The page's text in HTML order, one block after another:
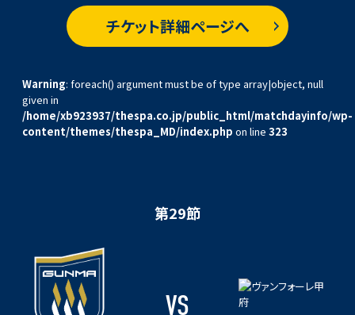
前線では、繰り返し相手のボールを追い続け、チャンスになれば、自ら
ジし続ける男だ。
今季は、天皇杯3回戦のJ1浦和戦で決勝ゴールを挙げ、名を挙げた。だ
が、リーグ戦では、第25節金沢戦の1得点のみ。もちろん、髙木も満足し
出さないといけないと思う。」と、ここからのゴール量産を誓っている。
り合い、つながったボールを小島雅也がゴールにつなげた。髙木にゴー
ルこそなかったが、勝利のために身を捧げる姿は変わらなかった。
チケット詳細ページへ
Warning: foreach() argument must be of type array|object, null
given in
/home/xb923937/thespa.co.jp/public_html/matchdayinfo/wp-
content/themes/thespa_MD/index.php on line323
第29節
VS